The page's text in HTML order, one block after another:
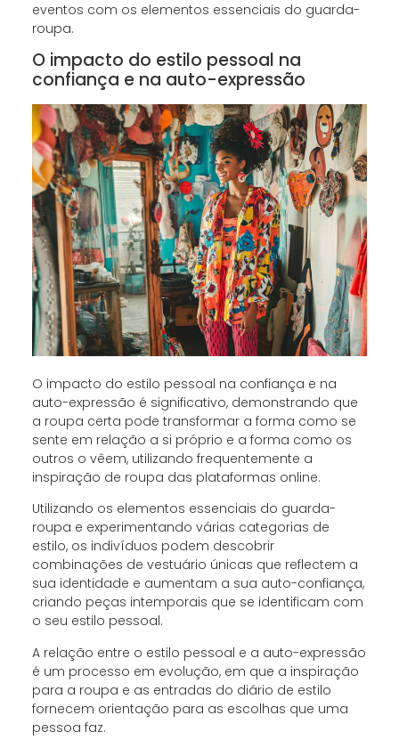
eventos com os elementos essenciais do guarda-
roupa.
O impacto do estilo pessoal na
confiança e na auto-expressão
O impacto do estilo pessoal na confiança e na
auto-expressão é significativo, demonstrando que
a roupa certa pode transformar a forma como se
sente em relação a si próprio e a forma como os
outros o vêem, utilizando frequentemente a
inspiração de roupa das plataformas online.
Utilizando os elementos essenciais do guarda-
roupa e experimentando várias categorias de
estilo, os indivíduos podem descobrir
combinações de vestuário únicas que reflectem a
sua identidade e aumentam a sua auto-confiança,
criando peças intemporais que se identificam com
o seu estilo pessoal.
A relação entre o estilo pessoal e a auto-expressão
é um processo em evolução, em que a inspiração
para a roupa e as entradas do diário de estilo
fornecem orientação para as escolhas que uma
pessoa faz.